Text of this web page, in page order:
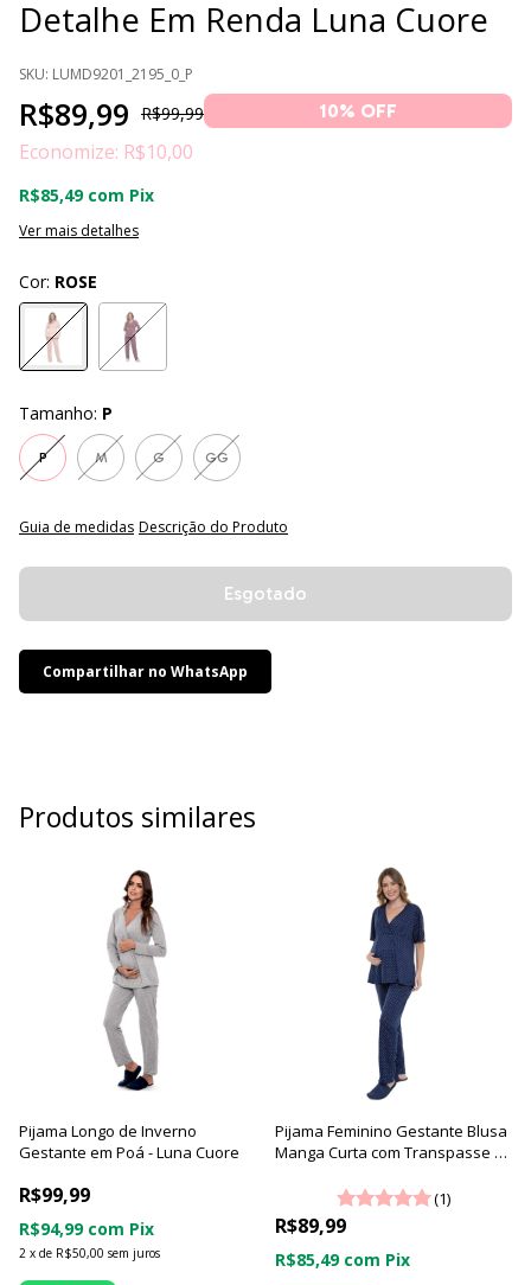
Detalhe Em Renda Luna Cuore
SKU: LUMD9201_2195_0_P
R$89,99 R$99,99 10% OFF
Economize: R$10,00
R$85,49 com Pix
Ver mais detalhes
Cor: ROSE
Tamanho: P
P M G GG
Guia de medidas Descrição do Produto
Compartilhar no WhatsApp
Produtos similares
Pijama Longo de Inverno
Gestante em Poá - Luna Cuore
R$99,99
2 x de R$50,00 sem juros
R$94,99 com Pix
Pijama Feminino Gestante Blusa
Manga Curta com Transpasse e
(1)
R$89,99
R$85,49 com Pix